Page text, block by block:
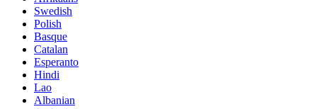
Swedish
Polish
Basque
Catalan
Esperanto
Hindi
Lao
Albanian